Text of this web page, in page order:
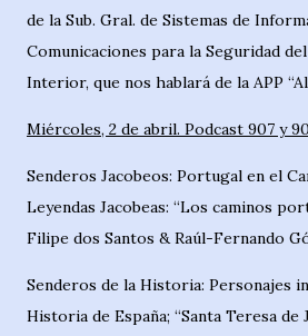
de la Sub. Gral. de Sistemas de
Comunicaciones para la Seguridad
Interior, que nos hablará de la APP
Miércoles, 2 de abril. Podcast 907 y
Senderos Jacobeos: Portugal en el
Leyendas Jacobeas: “Los caminos
Filipe dos Santos & Raúl-Fernando
Senderos de la Historia: Personajes
Historia de España; “Santa Teresa de